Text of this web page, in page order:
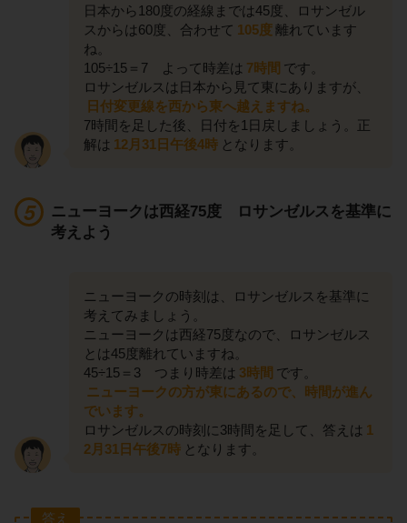
日本から180度の経線までは45度、ロサンゼル
スからは60度、合わせて 105度 離れています
ね。
105÷15＝7 よって時差は 7時間 です。
ロサンゼルスは日本から見て東にありますが、
日付変更線を西から東へ越えますね。
7時間を足した後、日付を1日戻しましょう。正
解は 12月31日午後4時 となります。
ニューヨークは西経75度 ロサンゼルスを基準に
考えよう
ニューヨークの時刻は、ロサンゼルスを基準に
考えてみましょう。
ニューヨークは西経75度なので、ロサンゼルス
とは45度離れていますね。
45÷15＝3 つまり時差は 3時間 です。
ニューヨークの方が東にあるので、時間が進ん
でいます。
ロサンゼルスの時刻に3時間を足して、答えは 1
2月31日午後7時 となります。
答え